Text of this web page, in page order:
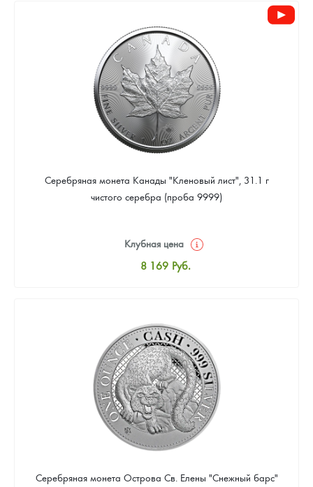
Цена выкупа
Звоните
Серебряная монета Канады "Кленовый лист", 31.1 г
чистого серебра (проба 9999)
Клубная цена
8 169 Руб.
Цена выкупа
Звоните
Серебряная монета Острова Св. Елены "Снежный барс"